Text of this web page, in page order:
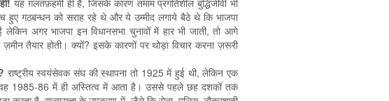
यह ग़लतफ़हमी ही है, जिसके कारण तमाम प्रगतिशील बुद्धिजीवी भी
हुए गठबन्धन को सराह रहे थे और ये उम्मीद लगाये बैठे थे कि भाजपा
अगर भाजपा इन विधानसभा चुनावों में हार भी जाती, तो आगे
तैयार होती। क्यों? इसके कारणों पर थोड़ा विचार करना ज़रूरी
राष्ट्रीय स्वयंसेवक संघ की स्थापना तो 1925 में हुई थी, लेकिन एक
वह 1985-86 में ही अस्तित्व में आता है। उससे पहले छह दशकों तक